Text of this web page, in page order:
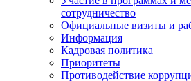
сотрудничество
Официальные визиты и
Информация
Кадровая политика
Приоритеты
Противодействие